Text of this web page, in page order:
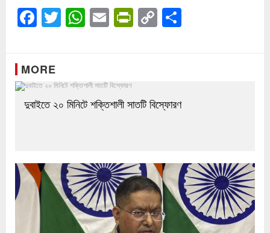
Facebook
Twitter
WhatsApp
EmailPrintFriendly
Copy
Link
MORE
দুবাইতে ২০ মিনিটে শক্তিশালী সাতটি বিস্ফোরণ